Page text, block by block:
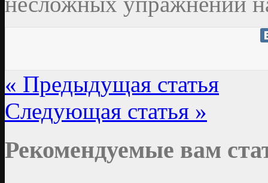
« Предыдущая статья
Следующая статья »
Рекомендуемые вам